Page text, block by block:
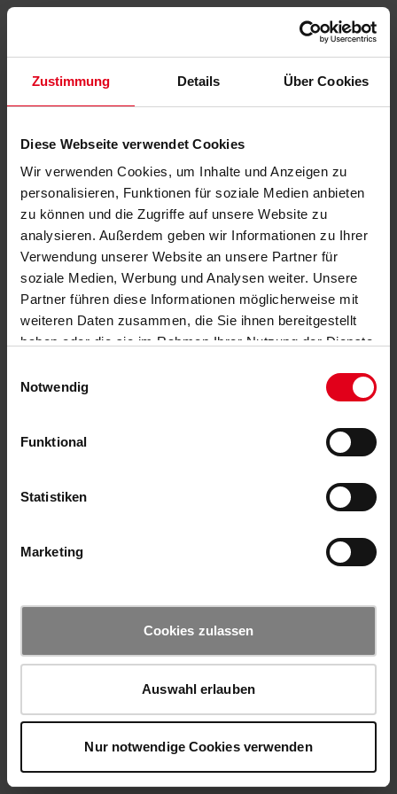
Zustimmung Details Über Cookies
Diese Webseite verwendet Cookies
Wir verwenden Cookies, um Inhalte und Anzeigen zu
personalisieren, Funktionen für soziale Medien anbieten
zu können und die Zugriffe auf unsere Website zu
analysieren. Außerdem geben wir Informationen zu Ihrer
Verwendung unserer Website an unsere Partner für
soziale Medien, Werbung und Analysen weiter. Unsere
Partner führen diese Informationen möglicherweise mit
weiteren Daten zusammen, die Sie ihnen bereitgestellt
haben oder die sie im Rahmen Ihrer Nutzung der Dienste
Notwendig
Funktional
Statistiken
Marketing
Cookies zulassen
Auswahl erlauben
Nur notwendige Cookies verwenden